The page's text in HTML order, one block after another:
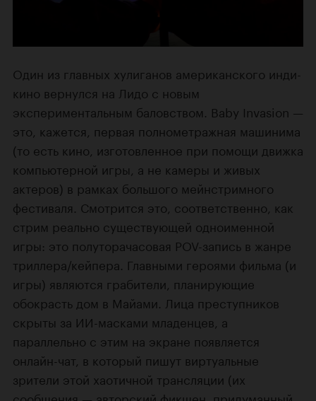
Один из главных хулиганов американского инди-
кино вернулся на Лидо с новым
экспериментальным баловством. Baby Invasion —
это, кажется, первая полнометражная машинима
(то есть кино, изготовленное при помощи движка
компьютерной игры, а не камеры и живых
актеров) в рамках большого мейнстримного
фестиваля. Смотрится это, соответственно, как
стрим реально существующей одноименной
игры: это полуторачасовая POV-запись в жанре
триллера/кейпера. Главными героями фильма (и
игры) являются грабители, планирующие
обокрасть дом в Майами. Лица преступников
скрыты за ИИ-масками младенцев, а
параллельно с этим на экране появляется
онлайн-чат, в который пишут виртуальные
зрители этой хаотичной трансляции (их